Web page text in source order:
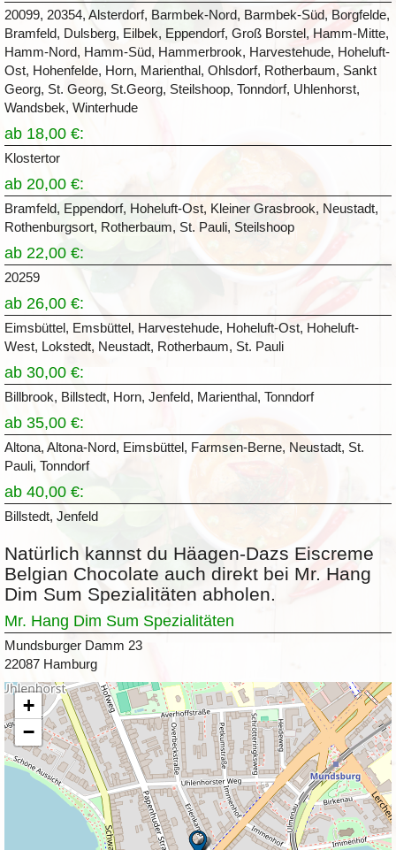
20099, 20354, Alsterdorf, Barmbek-Nord, Barmbek-Süd, Borgfelde,
Bramfeld, Dulsberg, Eilbek, Eppendorf, Groß Borstel, Hamm-Mitte,
Hamm-Nord, Hamm-Süd, Hammerbrook, Harvestehude, Hoheluft-
Ost, Hohenfelde, Horn, Marienthal, Ohlsdorf, Rotherbaum, Sankt
Georg, St. Georg, St.Georg, Steilshoop, Tonndorf, Uhlenhorst,
Wandsbek, Winterhude
ab 18,00 €:
Klostertor
ab 20,00 €:
Bramfeld, Eppendorf, Hoheluft-Ost, Kleiner Grasbrook, Neustadt,
Rothenburgsort, Rotherbaum, St. Pauli, Steilshoop
ab 22,00 €:
20259
ab 26,00 €:
Eimsbüttel, Emsbüttel, Harvestehude, Hoheluft-Ost, Hoheluft-
West, Lokstedt, Neustadt, Rotherbaum, St. Pauli
ab 30,00 €:
Billbrook, Billstedt, Horn, Jenfeld, Marienthal, Tonndorf
ab 35,00 €:
Altona, Altona-Nord, Eimsbüttel, Farmsen-Berne, Neustadt, St.
Pauli, Tonndorf
ab 40,00 €:
Billstedt, Jenfeld
Natürlich kannst du Häagen-Dazs Eiscreme
Belgian Chocolate auch direkt bei Mr. Hang
Dim Sum Spezialitäten abholen.
Mr. Hang Dim Sum Spezialitäten
Mundsburger Damm 23
22087 Hamburg
+
−